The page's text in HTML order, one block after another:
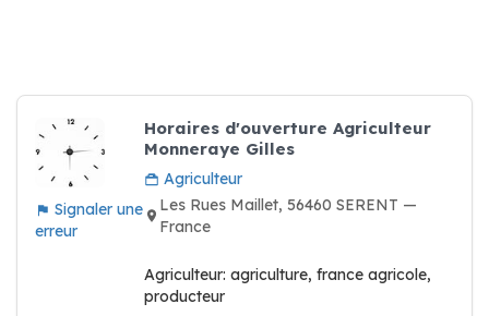
Signaler une
erreur
Horaires d'ouverture Agriculteur
Monneraye Gilles
Agriculteur
Les Rues Maillet, 56460 SERENT —
France
Agriculteur: agriculture, france agricole,
producteur